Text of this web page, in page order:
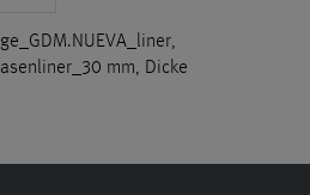
mm, Dicke